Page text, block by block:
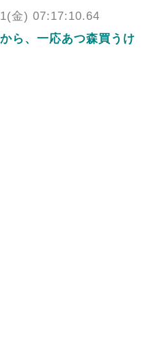
金) 07:17:10.64
ら、一応あつ森買うけ